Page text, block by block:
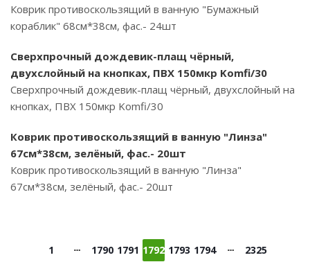
Коврик противоскользящий в ванную "Бумажный
кораблик" 68см*38см, фас.- 24шт
Сверхпрочный дождевик-плащ чёрный,
двухслойный на кнопках, ПВХ 150мкр Komfi/30
Сверхпрочный дождевик-плащ чёрный, двухслойный на
кнопках, ПВХ 150мкр Komfi/30
Коврик противоскользящий в ванную "Линза"
67см*38см, зелёный, фас.- 20шт
Коврик противоскользящий в ванную "Линза"
67см*38см, зелёный, фас.- 20шт
1 1790 1791 1792 1793 1794 2325